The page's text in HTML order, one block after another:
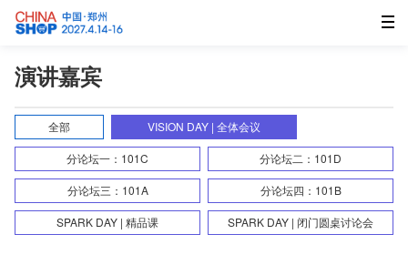
演讲嘉宾
全部 VISION DAY | 全体会议
分论坛一：101C 分论坛二：101D
分论坛三：101A 分论坛四：101B
SPARK DAY | 精品课 SPARK DAY | 闭门圆桌讨论会